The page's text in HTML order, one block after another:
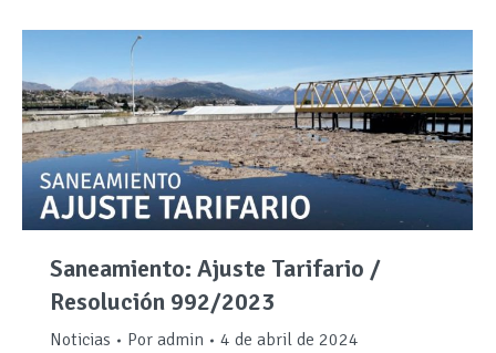
Saneamiento: Ajuste Tarifario /
Resolución 992/2023
Noticias Por admin 4 de abril de 2024